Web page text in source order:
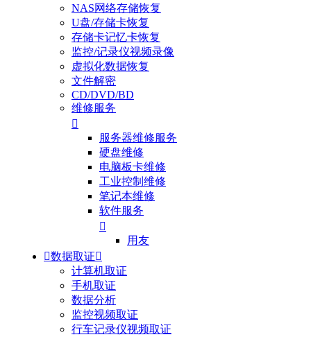
NAS网络存储恢复
U盘/存储卡恢复
存储卡记忆卡恢复
监控/记录仪视频录像
虚拟化数据恢复
文件解密
CD/DVD/BD
维修服务

服务器维修服务
硬盘维修
电脑板卡维修
工业控制维修
笔记本维修
软件服务

用友
数据取证
计算机取证
手机取证
数据分析
监控视频取证
行车记录仪视频取证